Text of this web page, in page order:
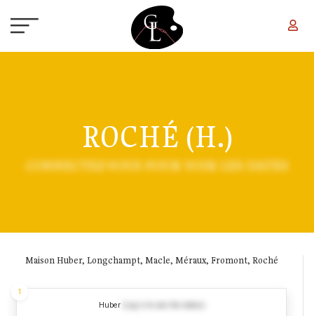
ROCHÉ (H.)
CONNECTEZ-VOUS POUR VOIR LES DATES
Maison Huber, Longchampt, Macle, Méraux, Fromont, Roché
Huber
1